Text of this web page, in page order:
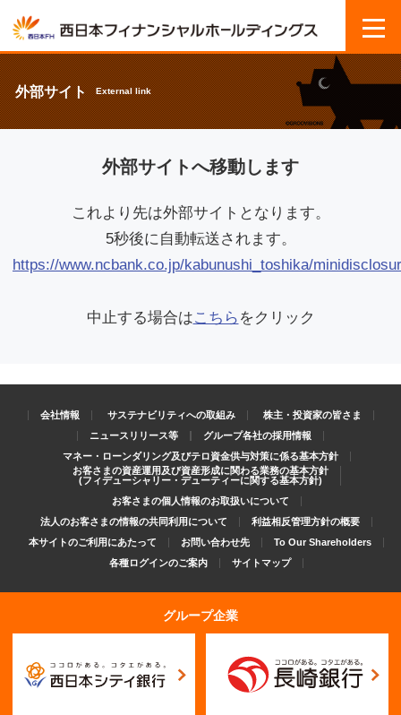
外部サイト External link
外部サイトへ移動します
これより先は外部サイトとなります。
5秒後に自動転送されます。
https://www.ncbank.co.jp/kabunushi_toshika/
中止する場合はこちら をクリック
会社情報 サステナビリティへの取組み
株主・投資家の皆さま
ニュースリリース等
グループ各社の採用情報
マネー・ローンダリング及びテロ資金供与対策に係る基本方針
お客さまの資産運用及び資産形成に関わる業務の基本方針
(フィデューシャリー・デューティーに関する基本方針)
お客さまの個人情報のお取扱いについて
法人のお客さまの情報の共同利用について
利益相反管理方針の概要
本サイトのご利用にあたって
お問い合わせ先
To Our Shareholders
各種ログインのご案内
サイトマップ
グループ企業